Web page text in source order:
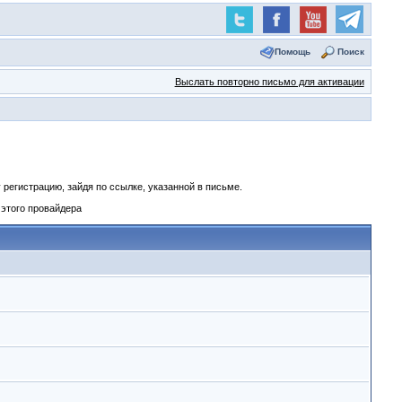
Помощь Поиск
Выслать повторно письмо для активации
зайдя по ссылке, указанной в письме.
провайдера